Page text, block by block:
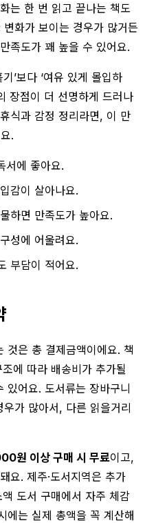
는 한 번 읽고 끝나는 책도
화가 보이는 경우가 많거든
족도가 꽤 높을 수 있어요.
’보다 ‘여유 있게 몰입하
장점이 더 선명하게 드러나
식과 감정 정리라면, 이 만
.
서에 좋아요.
감이 살아나요.
하면 만족도가 높아요.
성에 어울려요.
부담이 적어요.
것은 총 결제금액이에요. 책
에 따라 배송비가 추가될
있어요. 도서류는 장바구니
가 많아서, 다른 읽을거리
원 이상 구매 시 무료이고,
요. 제주·도서지역은 추가
도서 구매에서 자주 체감
에는 실제 총액을 꼭 계산해